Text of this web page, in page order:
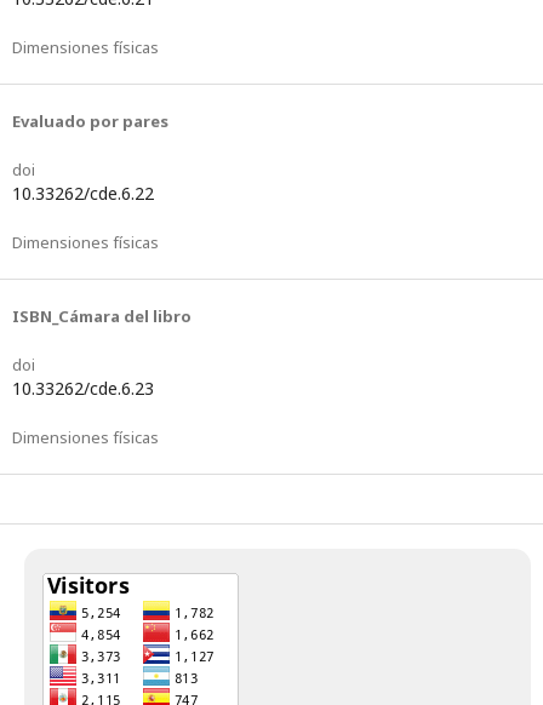
Dimensiones físicas
Evaluado por pares
doi
10.33262/cde.6.22
Dimensiones físicas
ISBN_Cámara del libro
doi
10.33262/cde.6.23
Dimensiones físicas